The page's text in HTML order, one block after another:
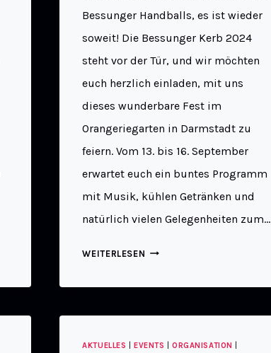
Bessunger Handballs, es ist wieder
soweit! Die Bessunger Kerb 2024
steht vor der Tür, und wir möchten
euch herzlich einladen, mit uns
dieses wunderbare Fest im
Orangeriegarten in Darmstadt zu
feiern. Vom 13. bis 16. September
erwartet euch ein buntes Programm
mit Musik, kühlen Getränken und
natürlich vielen Gelegenheiten zum…
WEITERLESEN
AKTUELLES |EVENTS |ORGANISATION